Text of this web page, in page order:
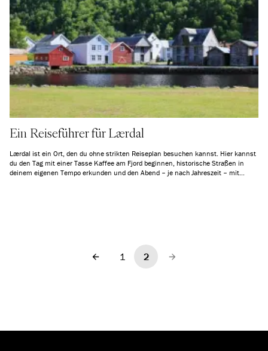
Ein Reiseführer für Lærdal
Lærdal ist ein Ort, den du ohne strikten Reiseplan besuchen kannst. Hier kannst
du den Tag mit einer Tasse Kaffee am Fjord beginnen, historische Straßen in
deinem eigenen Tempo erkunden und den Abend – je nach Jahreszeit – mit
Vorherige
1 2 Nächste